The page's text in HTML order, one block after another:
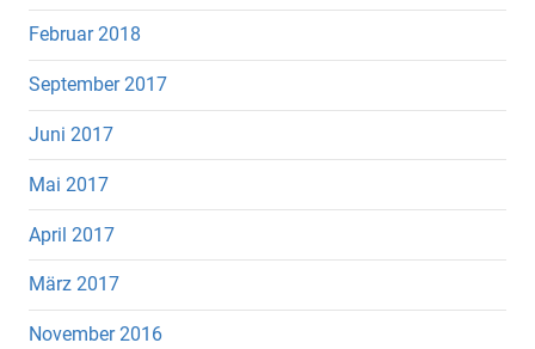
Februar 2018
September 2017
Juni 2017
Mai 2017
April 2017
März 2017
November 2016